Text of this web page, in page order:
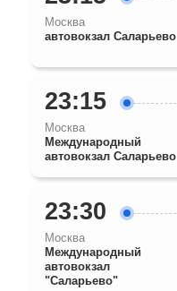
Москва
автовокзал Саларьево
23:15
Москва
Международный
автовокзал Саларьево
23:30
Москва
Международный
автовокзал
"Саларьево"